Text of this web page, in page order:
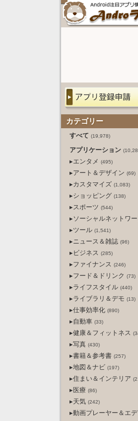
カテゴリー
すべて (19,978)
アプリケーション
▸エンタメ (495)
▸アート＆デザイン (69)
▸カスタマイズ (1,083)
▸ショッピング (138)
▸スポーツ (544)
▸ソーシャルネットワー
▸ツール (1,541)
▸ニュース＆雑誌 (96)
▸ビジネス (285)
▸ファイナンス (246)
▸フード＆ドリンク (73)
▸ライフスタイル (440)
▸ライブラリ＆デモ (13)
▸仕事効率化 (890)
▸自動車 (33)
▸健康＆フィットネス
▸写真 (430)
▸書籍＆参考書 (257)
▸地図＆ナビ (197)
▸住まい＆インテリア
▸医療 (86)
▸天気 (242)
▸動画プレーヤー＆エデ